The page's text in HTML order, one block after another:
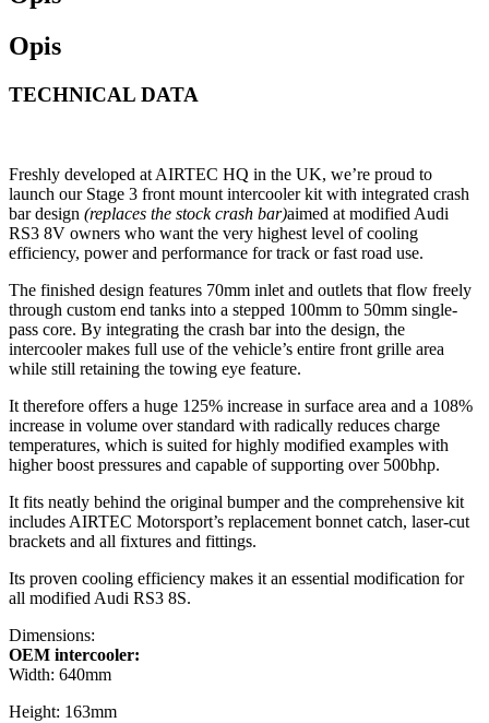
Opis
TECHNICAL DATA
Freshly developed at AIRTEC HQ in the UK, we’re proud to
launch our Stage 3 front mount intercooler kit with integrated crash
bar design (replaces the stock crash bar)aimed at modified Audi
RS3 8V owners who want the very highest level of cooling
efficiency, power and performance for track or fast road use.
The finished design features 70mm inlet and outlets that flow freely
through custom end tanks into a stepped 100mm to 50mm single-
pass core. By integrating the crash bar into the design, the
intercooler makes full use of the vehicle’s entire front grille area
while still retaining the towing eye feature.
It therefore offers a huge 125% increase in surface area and a 108%
increase in volume over standard with radically reduces charge
temperatures, which is suited for highly modified examples with
higher boost pressures and capable of supporting over 500bhp.
It fits neatly behind the original bumper and the comprehensive kit
includes AIRTEC Motorsport’s replacement bonnet catch, laser-cut
brackets and all fixtures and fittings.
Its proven cooling efficiency makes it an essential modification for
all modified Audi RS3 8S.
Dimensions:
OEM intercooler:
Width: 640mm
Height: 163mm